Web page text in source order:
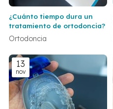
¿Cuánto tiempo dura un
tratamiento de ortodoncia?
Ortodoncia
13
nov